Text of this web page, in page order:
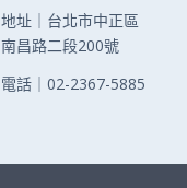
地址｜ 台北市中正區
南昌路二段200號
電話｜ 02-2367-5885